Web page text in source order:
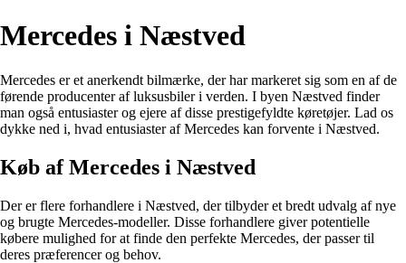
Mercedes i Næstved
Mercedes er et anerkendt bilmærke, der har markeret sig som en af de
førende producenter af luksusbiler i verden. I byen Næstved finder
man også entusiaster og ejere af disse prestigefyldte køretøjer. Lad os
dykke ned i, hvad entusiaster af Mercedes kan forvente i Næstved.
Køb af Mercedes i Næstved
Der er flere forhandlere i Næstved, der tilbyder et bredt udvalg af nye
og brugte Mercedes-modeller. Disse forhandlere giver potentielle
købere mulighed for at finde den perfekte Mercedes, der passer til
deres præferencer og behov.